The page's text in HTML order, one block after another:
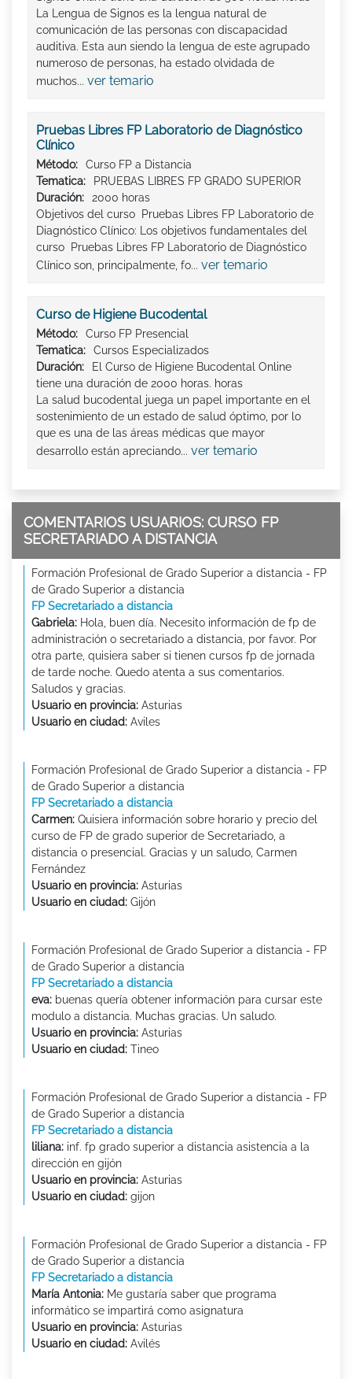
La Lengua de Signos es la lengua natural de
comunicación de las personas con discapacidad
auditiva. Esta aun siendo la lengua de este agrupado
numeroso de personas, ha estado olvidada de
muchos... ver temario
Pruebas Libres FP Laboratorio de Diagnóstico
Clínico
Método:
Curso FP a Distancia
Tematica:
PRUEBAS LIBRES FP GRADO SUPERIOR
Duración:
2000 horas
Objetivos del curso Pruebas Libres FP Laboratorio de
Diagnóstico Clínico: Los objetivos fundamentales del
curso Pruebas Libres FP Laboratorio de Diagnóstico
Clínico son, principalmente, fo... ver temario
Curso de Higiene Bucodental
Método:
Curso FP Presencial
Tematica:
Cursos Especializados
Duración:
El Curso de Higiene Bucodental Online
tiene una duración de 2000 horas. horas
La salud bucodental juega un papel importante en el
sostenimiento de un estado de salud óptimo, por lo
que es una de las áreas médicas que mayor
desarrollo están apreciando... ver temario
COMENTARIOS USUARIOS: CURSO FP
SECRETARIADO A DISTANCIA
Formación Profesional de Grado Superior a distancia - FP
de Grado Superior a distancia
FP Secretariado a distancia
Gabriela: Hola, buen día. Necesito información de fp de
administración o secretariado a distancia, por favor. Por
otra parte, quisiera saber si tienen cursos fp de jornada
de tarde noche. Quedo atenta a sus comentarios.
Saludos y gracias.
Usuario en provincia: Asturias
Usuario en ciudad: Aviles
Formación Profesional de Grado Superior a distancia - FP
de Grado Superior a distancia
FP Secretariado a distancia
Carmen: Quisiera información sobre horario y precio del
curso de FP de grado superior de Secretariado, a
distancia o presencial. Gracias y un saludo, Carmen
Fernández
Usuario en provincia: Asturias
Usuario en ciudad: Gijón
Formación Profesional de Grado Superior a distancia - FP
de Grado Superior a distancia
FP Secretariado a distancia
eva: buenas quería obtener información para cursar este
modulo a distancia. Muchas gracias. Un saludo.
Usuario en provincia: Asturias
Usuario en ciudad: Tineo
Formación Profesional de Grado Superior a distancia - FP
de Grado Superior a distancia
FP Secretariado a distancia
liliana: inf. fp grado superior a distancia asistencia a la
dirección en gijón
Usuario en provincia: Asturias
Usuario en ciudad: gijon
Formación Profesional de Grado Superior a distancia - FP
de Grado Superior a distancia
FP Secretariado a distancia
María Antonia: Me gustaría saber que programa
informático se impartirá como asignatura
Usuario en provincia: Asturias
Usuario en ciudad: Avilés